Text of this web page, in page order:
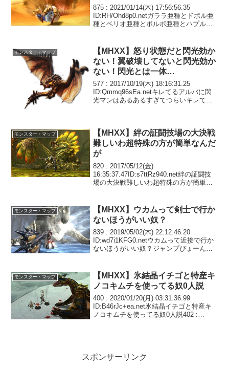
875 : 2021/01/14(木) 17:56:56.35
ID:RH/Ohd8p0.netガララ亜種とドボル亜
種とベリオ亜種とボルボ亜種とハプルポ
モンスター・マップ
【MHXX】怒り状態だと閃光効か
ない！翼破壊してないと閃光効か
ない！閃光とは一体…
577 : 2017/10/19(木) 18:16:31.25
ID:Qmmq96sEa.netキレてるアルバに閃
光マンはあるあるすぎてつらいキレてな
モンスター・マップ
【MHXX】絆の証闘技場の大決戦
難しいわ超特殊の方が簡単なんだ
が
820 : 2017/05/12(金)
16:35:37.47ID:s7ttRz940.net絆の証闘技
場の大決戦難しいわ超特殊の方が簡単な
糞821 : 2017/05...
モンスター・マップ
【MHXX】ウカムって剣士で行か
ないほうがいい奴？
839 : 2019/05/02(木) 22:12:46.20
ID:wd7i1KFG0.netウカムって近接で行か
ないほうがいい奴？ジャンプぴょーんか
わで時間ばかりか...
モンスター・マップ
【MHXX】氷結晶イチゴと特産キ
ノコキムチを使ってる奴0人説
400 : 2020/01/20(月) 03:31:36.99
ID:B46rJc+ea.net氷結晶イチゴと特産キ
ノコキムチを使ってる奴0人説402 :
スポンサーリンク